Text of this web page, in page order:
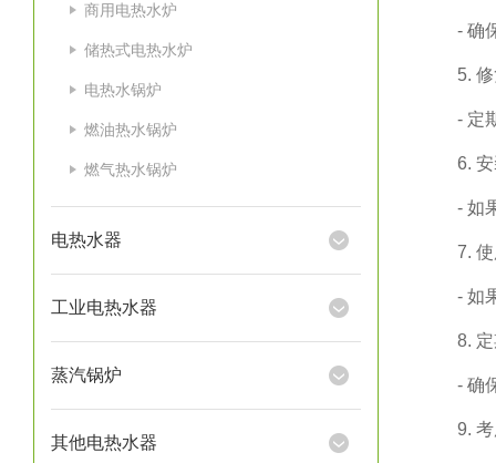
商用电热水炉
储热式电热水炉
电热水锅炉
燃油热水锅炉
燃气热水锅炉
电热水器
工业电热水器
蒸汽锅炉
其他电热水器
- 确
5.
- 定
6.
- 如
7.
- 如
8.
- 确
9.